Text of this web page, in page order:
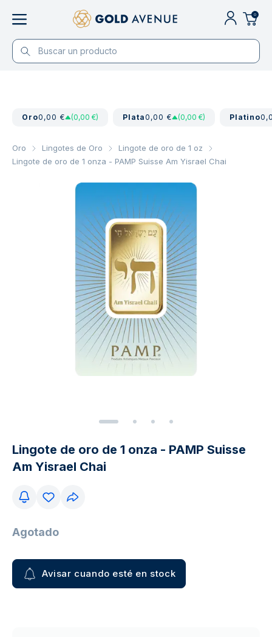
0
Oro0,00 € (0,00 €) Plata0,00 € (0,00 €) Platino
Oro Lingotes de Oro
Lingote de oro de 1 oz
Lingote de oro de 1 onza - PAMP Suisse Am Yisrael Chai
Lingote de oro de 1 onza - PAMP Suisse
Am Yisrael Chai
Agotado
Avisar cuando esté en stock